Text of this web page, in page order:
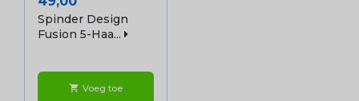
Spinder Design
Fusion 5-Haa...
shopping_cart Voeg toe